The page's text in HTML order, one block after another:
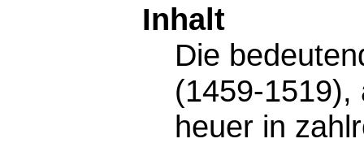
Inhalt
Die
(1459-1519),
heuer in